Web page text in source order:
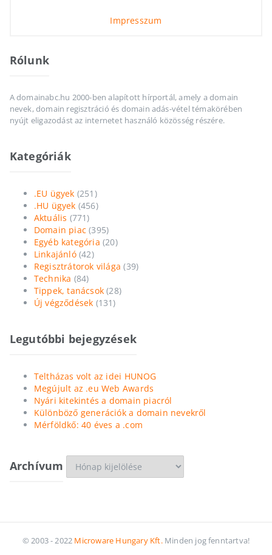
Impresszum
Rólunk
A domainabc.hu 2000-ben alapított hírportál, amely a domain
nevek, domain regisztráció és domain adás-vétel témakörében
nyújt eligazodást az internetet használó közösség részére.
Kategóriák
.EU ügyek (251)
.HU ügyek (456)
Aktuális (771)
Domain piac (395)
Egyéb kategória (20)
Linkajánló(42)
Regisztrátorok világa (39)
Technika (84)
Tippek, tanácsok (28)
Új végződések (131)
Legutóbbi bejegyzések
Teltházas volt az idei HUNOG
Megújult az .eu Web Awards
Nyári kitekintés a domain piacról
Különböző generációk a domain nevekről
Mérföldkő: 40 éves a .com
Archívum
© 2003 - 2022 Microware Hungary Kft.Minden jog fenntartva!